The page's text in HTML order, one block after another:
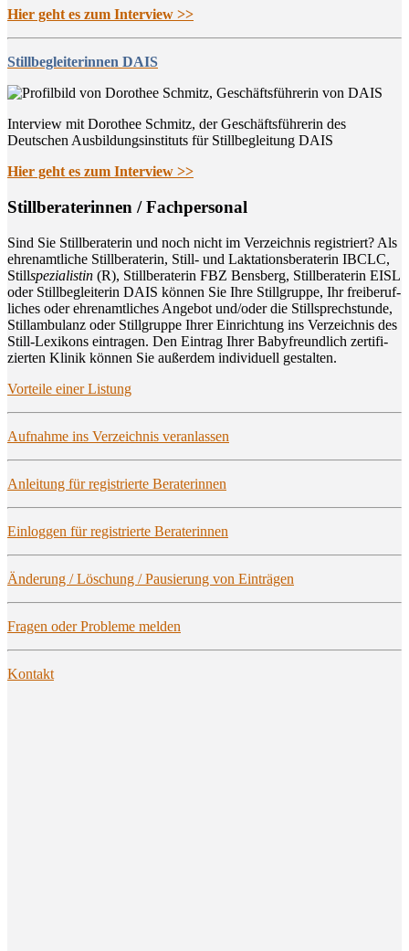
Hier geht es zum Interview >>
Stillbegleiterinnen DAIS
Interview mit Dorothee Schmitz, der Geschäftsführerin des
Deutschen Ausbildungsinstituts für Stillbegleitung DAIS
Hier geht es zum Interview >>
Still­be­ra­te­rin­nen / Fachpersonal
Sind Sie Still­be­ra­te­rin und noch nicht im Ver­zeich­nis regis­triert? Als
ehren­amt­li­che Still­be­ra­te­rin, Still- und Lak­ta­ti­ons­be­ra­te­rin IBCLC,
Stillspe­zia­lis­tin (R), Still­be­ra­te­rin FBZ Bens­berg, Still­be­ra­te­rin EISL
oder Still­be­glei­te­rin DAIS kön­nen Sie Ihre Still­grup­pe, Ihr frei­be­ruf­
li­ches oder ehren­amt­li­ches Ange­bot und/oder die Still­sprech­stun­de,
Still­am­bu­lanz oder Still­grup­pe Ihrer Ein­rich­tung ins Ver­zeich­nis des
Still-Lexi­kons ein­tra­gen. Den Ein­trag Ihrer Baby­freund­lich zer­ti­fi­
zier­ten Kli­nik kön­nen Sie außer­dem indi­vi­du­ell gestalten.
Vor­tei­le einer Listung
Auf­nah­me ins Ver­zeich­nis veranlassen
Anlei­tung für regis­trier­te Beraterinnen
Ein­log­gen für regis­trier­te Beraterinnen
Ände­rung / Löschung / Pau­sie­rung von Einträgen
Fra­gen oder Pro­ble­me melden
Kon­takt